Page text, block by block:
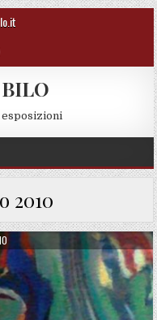
2010